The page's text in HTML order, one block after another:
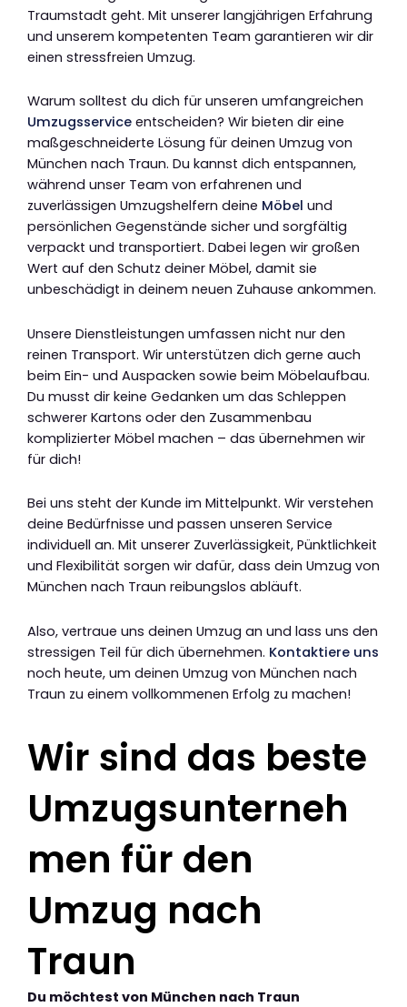
Traumstadt geht. Mit unserer langjährigen Erfahrung
und unserem kompetenten Team garantieren wir dir
einen stressfreien Umzug.
Warum solltest du dich für unseren umfangreichen
Umzugsservice entscheiden? Wir bieten dir eine
maßgeschneiderte Lösung für deinen Umzug von
München nach Traun. Du kannst dich entspannen,
während unser Team von erfahrenen und
zuverlässigen Umzugshelfern deine Möbel und
persönlichen Gegenstände sicher und sorgfältig
verpackt und transportiert. Dabei legen wir großen
Wert auf den Schutz deiner Möbel, damit sie
unbeschädigt in deinem neuen Zuhause ankommen.
Unsere Dienstleistungen umfassen nicht nur den
reinen Transport. Wir unterstützen dich gerne auch
beim Ein- und Auspacken sowie beim Möbelaufbau.
Du musst dir keine Gedanken um das Schleppen
schwerer Kartons oder den Zusammenbau
komplizierter Möbel machen – das übernehmen wir
für dich!
Bei uns steht der Kunde im Mittelpunkt. Wir verstehen
deine Bedürfnisse und passen unseren Service
individuell an. Mit unserer Zuverlässigkeit, Pünktlichkeit
und Flexibilität sorgen wir dafür, dass dein Umzug von
München nach Traun reibungslos abläuft.
Also, vertraue uns deinen Umzug an und lass uns den
stressigen Teil für dich übernehmen. Kontaktiere uns
noch heute, um deinen Umzug von München nach
Traun zu einem vollkommenen Erfolg zu machen!
Wir sind das beste
Umzugsunterneh
men für den
Umzug nach
Traun
Du möchtest von München nach Traun